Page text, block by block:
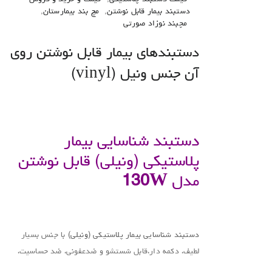
دستبند بیمار قابل نوشتن, مچ بند بیمارستان,
مچبند نوزاد صورتی
دستبندهای بیمار قابل نوشتن روی
آن جنس ونیل (vinyl)
دستبند شناسایی بیمار
پلاستیکی (ونیلی) قابل نوشتن
مدل 130W
دستبند شناسایی بیمار پلاستیکی (ونیلی) با جنس بسیار
لطیف، دکمه دار،قابل شستشو و ضدعفونی، ضد حساسیت،